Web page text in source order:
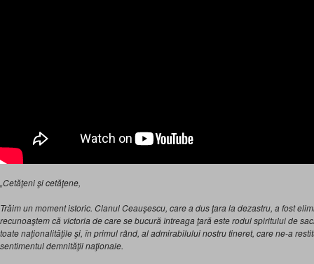
„Cetăţeni şi cetăţene,
Trăim un moment istoric. Clanul Ceauşescu, care a dus ţara la dezastru, a fost
recunoaştem că victoria de care se bucură întreaga ţară este rodul spiritului de
toate naţionalităţile şi, în primul rând, al admirabilului nostru tineret, care ne-a
sentimentul demnităţii naţionale.